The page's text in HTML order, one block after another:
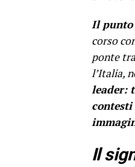
Il punto
corso
ponte
l’Italia,
leader:
Il